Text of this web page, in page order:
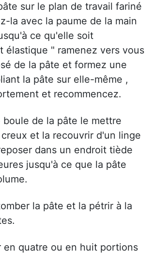
sur le plan de travail fariné
la avec la paume de la main
ce qu'elle soit
élastique " ramenez vers vous
de la pâte et formez une
la pâte sur elle-même ,
et recommencez.
boule de la pâte le mettre
et la recouvrir d'un linge
dans un endroit tiède
jusqu'à ce que la pâte
la pâte et la pétrir à la
en quatre ou en huit portions